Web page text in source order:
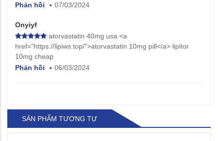
Phản hồi
07/03/2024
Onyiyf
atorvastatin 40mg usa <a
href="https://lipiws.top/">atorvastatin 10mg pill</a> lipitor
10mg cheap
Phản hồi
06/03/2024
SẢN PHẨM TƯƠNG TỰ